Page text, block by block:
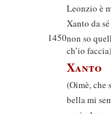
Leonzio è
Xanto da
1450non so
ch’io
Xanto
(Oimè, che
bella mi